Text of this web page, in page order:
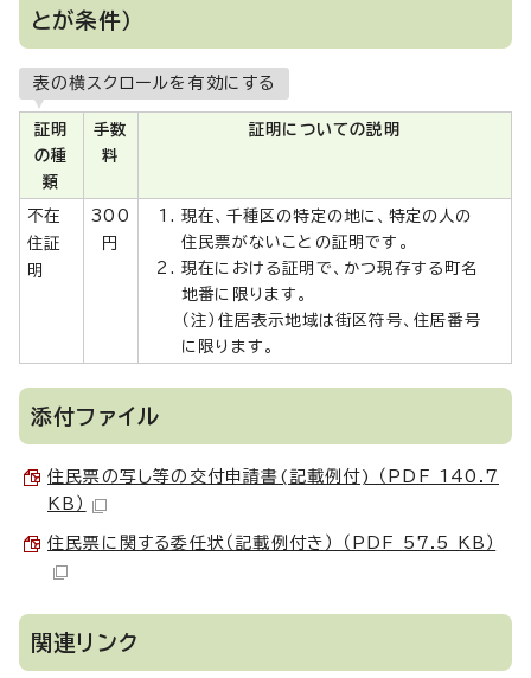
とが条件）
表の横スクロールを有効にする
証明
の種
類
手数
料
証明についての説明
不在
住証
明
300
円
現在、千種区の特定の地に、特定の人の
住民票がないことの証明です。
現在における証明で、かつ現存する町名
地番に限ります。
（注）住居表示地域は街区符号、住居番号
に限ります。
添付ファイル
住民票の写し等の交付申請書(記載例付) （PDF 140.7
KB）
住民票に関する委任状（記載例付き） （PDF 57.5 KB）
関連リンク